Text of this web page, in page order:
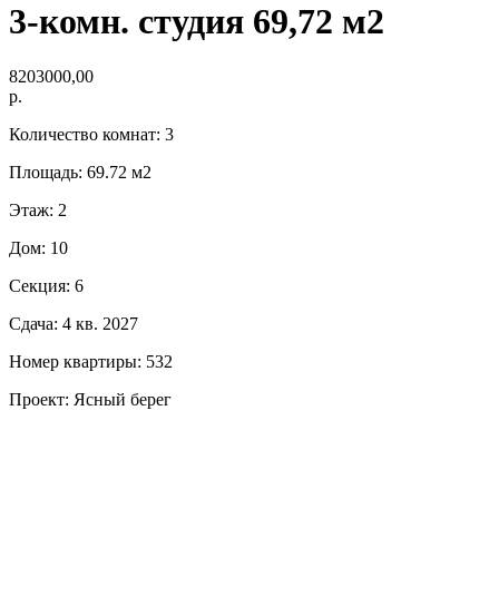
3-комн. студия 69,72 м2
8203000,00
р.
Количество комнат: 3
Площадь: 69.72 м2
Этаж: 2
Дом: 10
Секция: 6
Сдача: 4 кв. 2027
Номер квартиры: 532
Проект: Ясный берег